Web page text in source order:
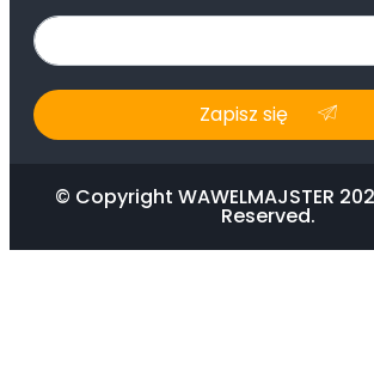
Zapisz się
© Copyright WAWELMAJSTER
Reserved.